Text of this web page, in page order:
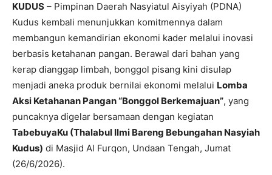
KUDUS – Pimpinan Daerah Nasyiatul Aisyiyah (PDNA)
Kudus kembali menunjukkan komitmennya dalam
membangun kemandirian ekonomi kader melalui inovasi
berbasis ketahanan pangan. Berawal dari bahan yang
kerap dianggap limbah, bonggol pisang kini disulap
menjadi aneka produk bernilai ekonomi melalui Lomba
Aksi Ketahanan Pangan “Bonggol Berkemajuan”, yang
puncaknya digelar bersamaan dengan kegiatan
TabebuyaKu (Thalabul Ilmi Bareng Bebungahan Nasyiah
Kudus) di Masjid Al Furqon, Undaan Tengah, Jumat
(26/6/2026).